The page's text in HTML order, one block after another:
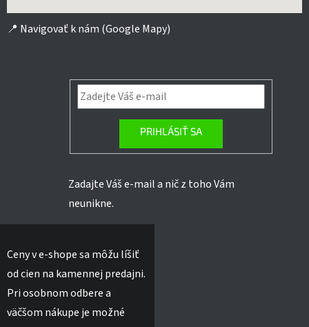
📍 Navigovať k nám (Google Mapy)
PRIHLÁSIŤ SA
Zadajte Váš e-mail a nič z toho Vám
neunikne.
Ceny v e-shope sa môžu líšiť
od cien na kamennej predajni.
Pri osobnom odbere a
väčšom nákupe je možné